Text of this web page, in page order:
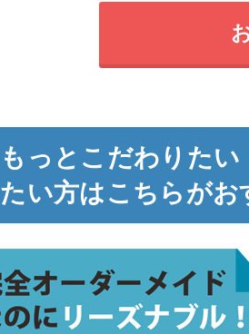
もっとこだわりた
たい方はこちらがお